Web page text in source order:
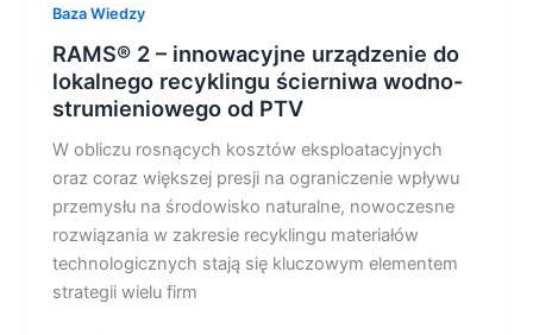
Baza Wiedzy
RAMS® 2 – innowacyjne urządzenie do
lokalnego recyklingu ścierniwa wodno-
strumieniowego od PTV
W obliczu rosnących kosztów eksploatacyjnych
oraz coraz większej presji na ograniczenie wpływu
przemysłu na środowisko naturalne, nowoczesne
rozwiązania w zakresie recyklingu materiałów
technologicznych stają się kluczowym elementem
strategii wielu firm